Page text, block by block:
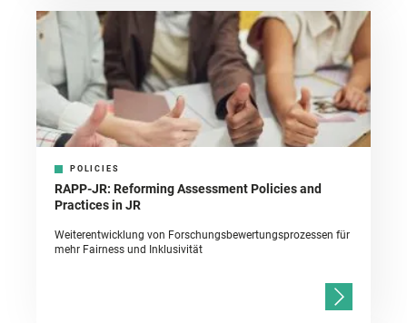
POLICIES
RAPP-JR: Reforming Assessment Policies and
Practices in JR
Weiterentwicklung von Forschungsbewertungsprozessen für
mehr Fairness und Inklusivität